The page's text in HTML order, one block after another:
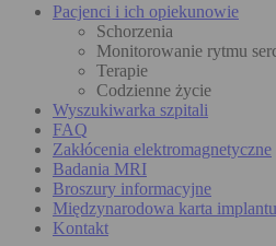
Pacjenci i ich opiekunowie
Schorzenia
Monitorowanie rytmu
Terapie
Codzienne życie
Wyszukiwarka szpitali
FAQ
Zakłócenia elektromagnetyczne
Badania MRI
Broszury informacyjne
Międzynarodowa karta implantu
Kontakt